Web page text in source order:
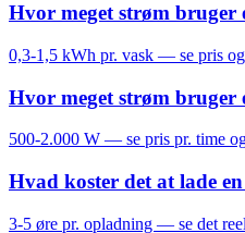
Hvor meget strøm bruger
0,3-1,5 kWh pr. vask — se pris og
Hvor meget strøm bruger
500-2.000 W — se pris pr. time
Hvad koster det at lade
3-5 øre pr. opladning — se det